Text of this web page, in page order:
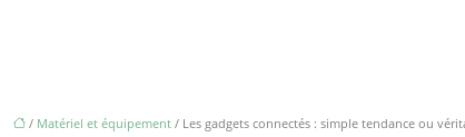
/ Matériel et équipement / Les gadgets connectés : simple tendance ou